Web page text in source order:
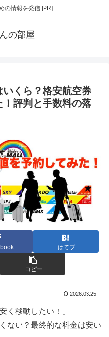
の情報を発信 [PR]
の部屋
くら？格安航空券
評判と手数料の落
はてブ
コピー
2026.03.25
く移動したい！」
ない？最終的な料金は安い